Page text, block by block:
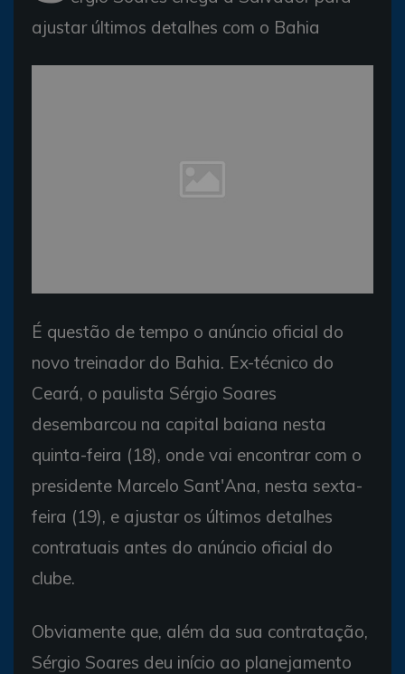
ajustar últimos detalhes com o Bahia
É questão de tempo o anúncio oficial do
novo treinador do Bahia. Ex-técnico do
Ceará, o paulista Sérgio Soares
desembarcou na capital baiana nesta
quinta-feira (18), onde vai encontrar com o
presidente Marcelo Sant'Ana, nesta sexta-
feira (19), e ajustar os últimos detalhes
contratuais antes do anúncio oficial do
clube.
Obviamente que, além da sua contratação,
Sérgio Soares deu início ao planejamento